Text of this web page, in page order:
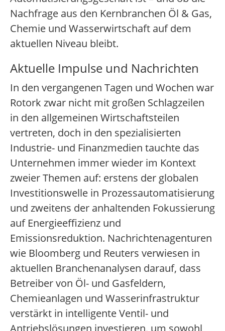
Nachfrage aus den Kernbranchen Öl & Gas,
Chemie und Wasserwirtschaft auf dem
aktuellen Niveau bleibt.
Aktuelle Impulse und Nachrichten
In den vergangenen Tagen und Wochen war
Rotork zwar nicht mit großen Schlagzeilen
in den allgemeinen Wirtschaftsteilen
vertreten, doch in den spezialisierten
Industrie- und Finanzmedien tauchte das
Unternehmen immer wieder im Kontext
zweier Themen auf: erstens der globalen
Investitionswelle in Prozessautomatisierung
und zweitens der anhaltenden Fokussierung
auf Energieeffizienz und
Emissionsreduktion. Nachrichtenagenturen
wie Bloomberg und Reuters verwiesen in
aktuellen Branchenanalysen darauf, dass
Betreiber von Öl- und Gasfeldern,
Chemieanlagen und Wasserinfrastruktur
verstärkt in intelligente Ventil- und